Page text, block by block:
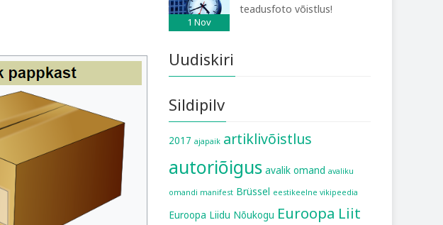
1 Nov
teadusfoto võistlus!
Uudiskiri
Sildipilv
2017 ajapaik artiklivõistlus
autoriõigus avalik omand avaliku
omandi manifest Brüssel eestikeelne vikipeedia
Euroopa Liidu Nõukogu Euroopa Liit